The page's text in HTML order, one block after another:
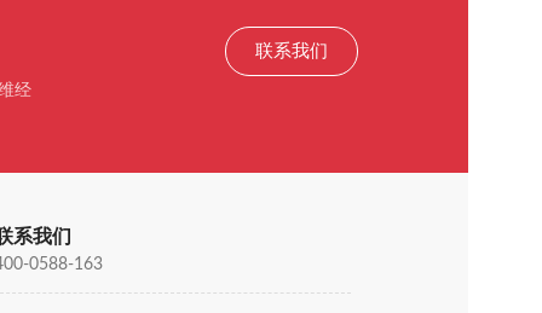
经
联系我们
系我们
0588-163